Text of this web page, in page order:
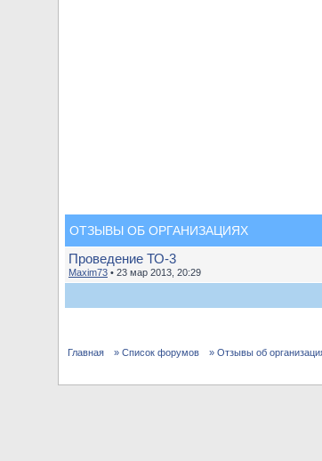
ОТЗЫВЫ ОБ ОРГАНИЗАЦИЯХ
Проведение ТО-3
Maxim73 • 23 мар 2013, 20:29
Главная » Список форумов » Отзывы об